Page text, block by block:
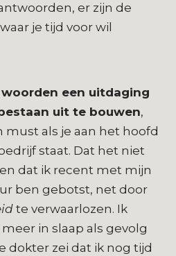
er zijn de
je tijd voor wil
een uitdaging
uit te bouwen,
must als je aan het hoofd
staat. Dat het niet
dat ik recent met mijn
ben gebotst, net door
te verwaarlozen. Ik
in slaap als gevolg
dokter zei dat ik nog tijd